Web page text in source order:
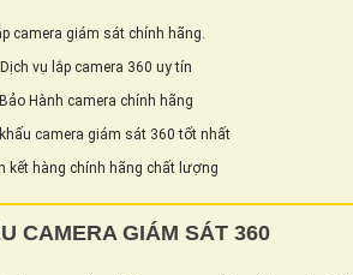
camera giám sát chính hãng.
Dịch vụ lắp camera 360 uy tín
Bảo Hành camera chính hãng
camera giám sát 360 tốt nhất
kết hàng chính hãng chất lượng
CAMERA GIÁM SÁT 360